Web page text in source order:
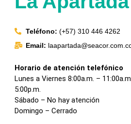
Teléfono: (+57) 310 446 4262
Email:
Horario de atención telefónico
Lunes a Viernes 8:00a.m. –
5:00p.m.
Sábado – No hay atención
Domingo – Cerrado